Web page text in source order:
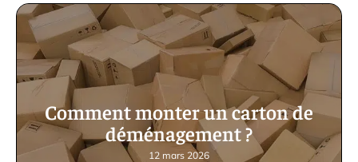
Comment monter un carton de
déménagement ?
12 mars 2026